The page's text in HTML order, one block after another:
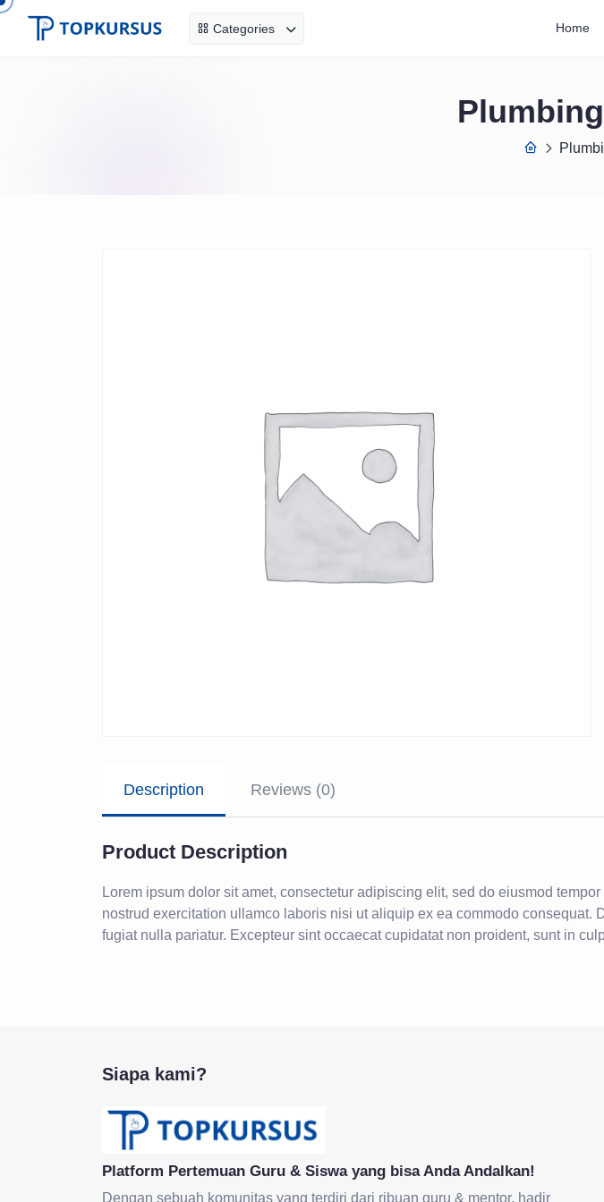
Categories Home
Description Reviews (0)
Product Description
Lorem ipsum dolor sit amet, consectetur adipiscing elit, sed do eiusmod
nostrud exercitation ullamco laboris nisi ut aliquip ex ea commodo
fugiat nulla pariatur. Excepteur sint occaecat cupidatat non proident, sunt in
Siapa kami?
Platform Pertemuan Guru & Siswa yang bisa Anda Andalkan!
Dengan sebuah komunitas yang terdiri dari ribuan guru & mentor, hadir